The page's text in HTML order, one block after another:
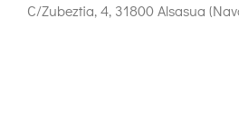
C/Zubeztia, 4, 31800 Alsasua